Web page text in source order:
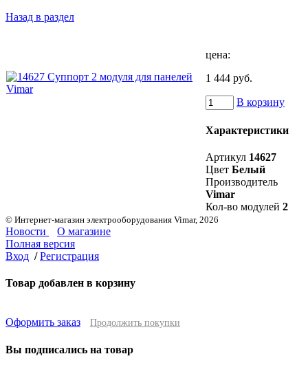
Назад в раздел
цена:
1 444 руб.
В корзину
Характеристики
Артикул 14627
Цвет Белый
Производитель
Vimar
Кол-во модулей 2
© Интернет-магазин электрооборудования Vimar, 2026
Новости
О магазине
Полная версия
Вход / Регистрация
Товар добавлен в корзину
Оформить заказ Продолжить покупки
Вы подписались на товар